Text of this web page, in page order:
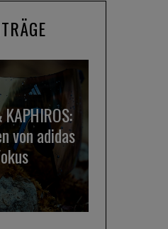
und
System für
im Test
KAPHIROS:
von adidas